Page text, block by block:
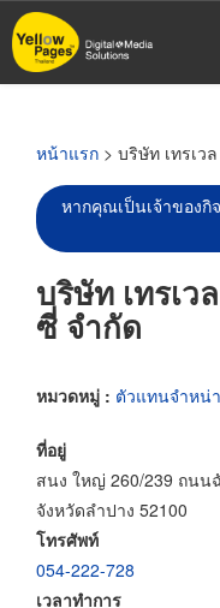
ข้าม
ไป
หน้าแรก > บริษัท เทรเว
หากคุณเป็นเจ้าของกิ
บริษัท เทรเ
ซี่ จำกัด
หมวดหมู่ : ตัวแทนจำหน่
ที่อยู่
สนง ใหญ่ 260/239 ถนน
จังหวัดลำปาง 52100
โทรศัพท์
054-222-728
เวลาทำการ